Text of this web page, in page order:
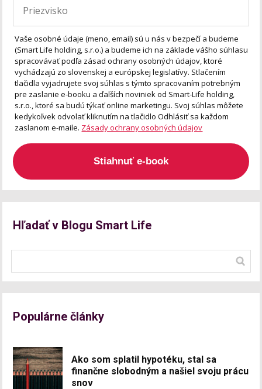
Vaše osobné údaje (meno, email) sú u nás v bezpečí a budeme
(Smart Life holding, s.r.o.) a budeme ich na základe vášho súhlasu
spracovávať podľa zásad ochrany osobných údajov, ktoré
vychádzajú zo slovenskej a európskej legislatívy. Stlačením
tlačidla vyjadrujete svoj súhlas s týmto spracovaním potrebným
pre zaslanie e-booku a ďalších noviniek od Smart-Life holding,
s.r.o., ktoré sa budú týkať online marketingu. Svoj súhlas môžete
kedykoľvek odvolať kliknutím na tlačidlo Odhlásiť sa každom
zaslanom e-maile. Zásady ochrany osobných údajov
Stiahnuť e-book
Hľadať v Blogu Smart Life
Populárne články
Ako som splatil hypotéku, stal sa
finančne slobodným a našiel svoju prácu
snov